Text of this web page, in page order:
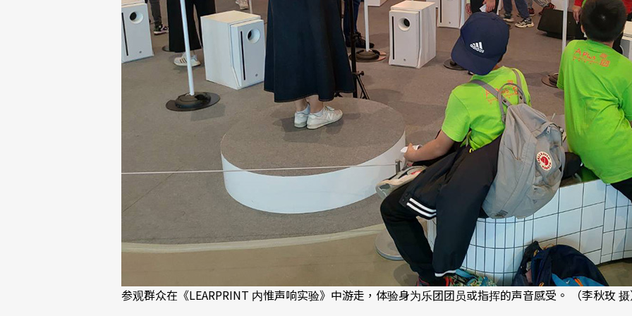
参观群众在《LEARPRINT 内惟声响实验》中游走，体验身为乐团团员或指挥的声音感受。 （李秋玫